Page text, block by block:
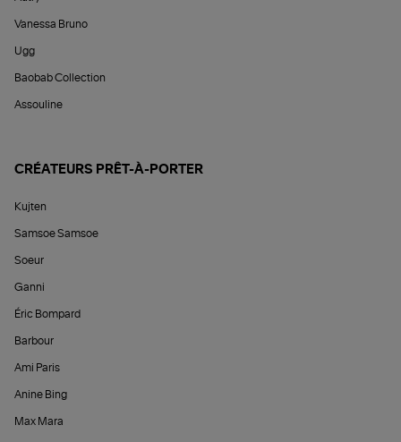
Vanessa Bruno
Ugg
Baobab Collection
Assouline
CRÉATEURS PRÊT-À-PORTER
Kujten
Samsoe Samsoe
Soeur
Ganni
Éric Bompard
Barbour
Ami Paris
Anine Bing
Max Mara